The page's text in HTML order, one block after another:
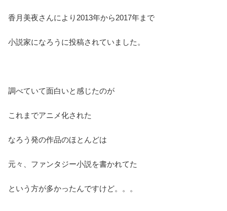
香月美夜さんにより2013年から2017年まで
小説家になろうに投稿されていました。
調べていて面白いと感じたのが
これまでアニメ化された
なろう発の作品のほとんどは
元々、ファンタジー小説を書かれてた
という方が多かったんですけど。。。